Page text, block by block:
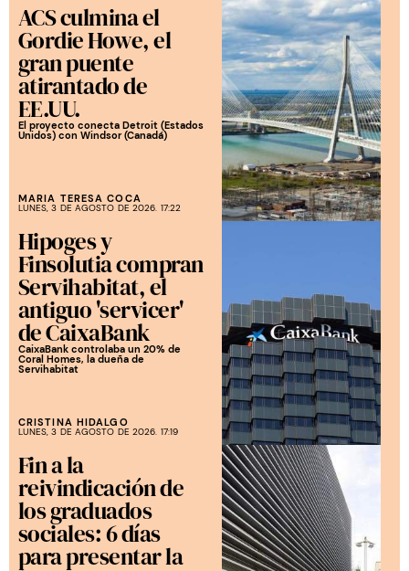
ACS culmina el
Gordie Howe, el
gran puente
atirantado de
EE.UU.
El proyecto conecta Detroit (Estados
Unidos) con Windsor (Canadá)
MARIA TERESA COCA
LUNES, 3 DE AGOSTO DE 2026. 17:22
Hipoges y
Finsolutia compran
Servihabitat, el
antiguo 'servicer'
de CaixaBank
CaixaBank controlaba un 20% de
Coral Homes, la dueña de
Servihabitat
CRISTINA HIDALGO
LUNES, 3 DE AGOSTO DE 2026. 17:19
Fin a la
reivindicación de
los graduados
sociales: 6 días
para presentar la